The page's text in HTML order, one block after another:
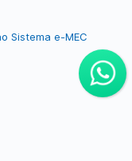
Sistema e-MEC